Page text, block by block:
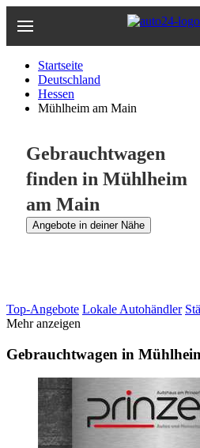
Hauptinhalt
Startseite
Deutschland
Hessen
Mühlheim am Main
Gebrauchtwagen
finden in Mühlheim
am Main
Angebote in deiner Nähe
Top-Angebote Lokale Autohändler
Mehr anzeigen
Gebrauchtwagen in